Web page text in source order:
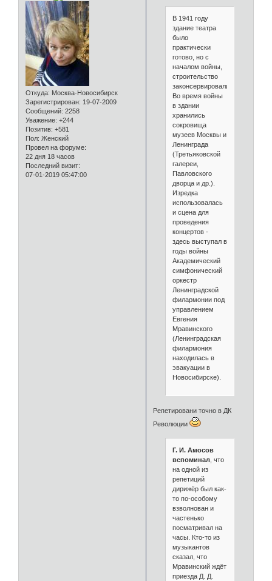
Откуда: Москва-Новосибирск
Зарегистрирован: 19-07-2009
Сообщений: 2258
Уважение: +244
Позитив: +581
Пол: Женский
Провел на форуме:
22 дня 18 часов
Последний визит:
07-01-2019 05:47:00
В 1941 году
здание театра
было
практически
готово, но с
началом войны,
строительство
законсервировали.
Во время войны
в здании
хранились
сокровища
музеев Москвы и
Ленинграда
(Третьяковской
галереи,
Павловского
дворца и др.).
Изредка
использовалась
и сцена для
проведения
концертов -
здесь выступал в
годы войны
Академический
симфонический
оркестр
Ленинградской
филармонии под
управлением
Евгения
Мравинского
(Ленинградская
филармония
находилась в
эвакуации в
Новосибирске).
Репетировани точно в ДК
Революции
Г. И. Амосов
вспоминал, что
на одной из
репетиций
дирижёр был как-
то по-особому
взволнован и
частенько
посматривал на
часы. Кто-то из
музыкантов
сказал, что
Мравинский ждёт
приезда Д. Д.